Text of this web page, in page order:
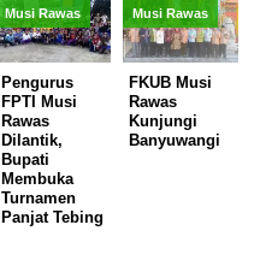
Musi Rawas
Pengurus
FPTI Musi
Rawas
Dilantik,
Bupati
Membuka
Turnamen
Panjat Tebing
Musi Rawas
FKUB Musi
Rawas
Kunjungi
Banyuwangi